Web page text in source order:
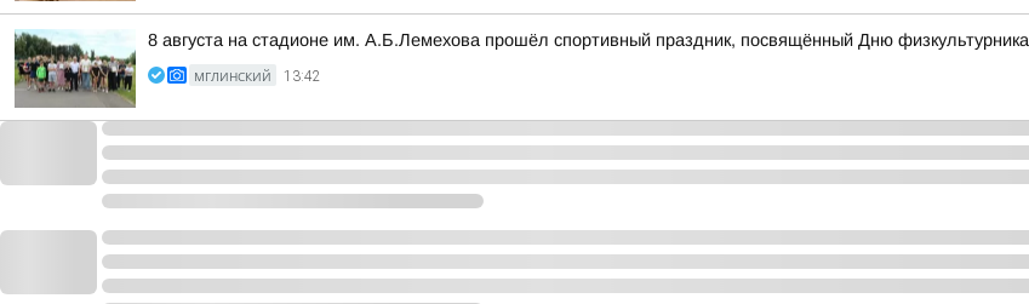
8 августа на стадионе им. А.Б.Лемехова прошёл спортивный праздник, посвящённый Дню физкультурника
МГЛИНСКИЙ 13:42